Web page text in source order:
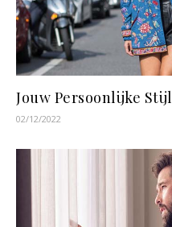
Jouw Persoonlijke Stijl
02/12/2022